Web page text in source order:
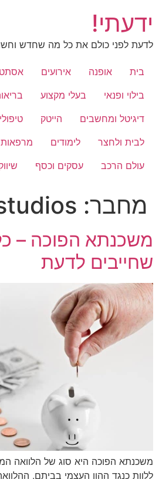
לתוכן
ידעתי!
לדעת לפני כולם את כל מה שחדש
בית אופנה אירועים
בילוי ופנאי
בעלי מקצוע
דיגיטל ומחשבים
הייטק
לבית ולחצר
לימודים
מרפאות
עולם הרכב
עסקים וכסף
מחבר:
משכנתא הפוכה –
שחייבים לדעת
משכנתא הפוכה היא סוג של הלוואה
ללוות כנגד ההון העצמי בביתם.